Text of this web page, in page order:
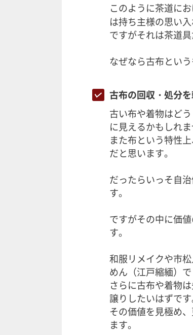
このように茶道に
は持ち主様の思い
ですがそれは茶道
なぜなら古布とい
古布の回収・処分
古い布や着物はど
に見えるかもしれま
また布という特性
だと思います。
だったらいっそ自
す。
ですがその中に価
す。
和服リメイクや市
めん（江戸縮緬）
さらに古布や着物
譲りしたいはずです
その価値を見極め
ます。